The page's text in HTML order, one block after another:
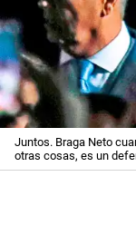
Juntos. Braga Neto
otras cosas, es un